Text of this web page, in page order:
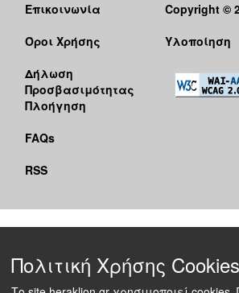
Επικοινωνία
Όροι Χρήσης
Δήλωση
Προσβασιμότητας
Πλοήγηση
FAQs
RSS
Copyright ©
Υλοποίηση
Πολιτική Χρήσης Cookies